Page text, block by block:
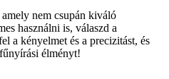
nem csupán kiváló
használni is, válaszd a
a kényelmet és a precizitást, és
élményt!